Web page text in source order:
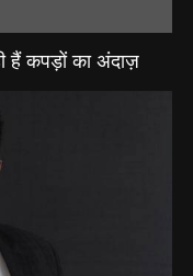
हैं कपड़ों का अंदाज़